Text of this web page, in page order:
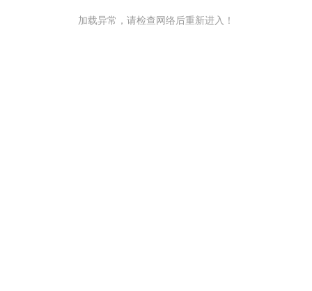
加载异常，请检查网络后重新进入！